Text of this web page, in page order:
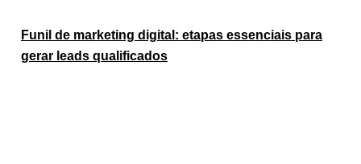
Funil de marketing digital: etapas essenciais para
gerar leads qualificados